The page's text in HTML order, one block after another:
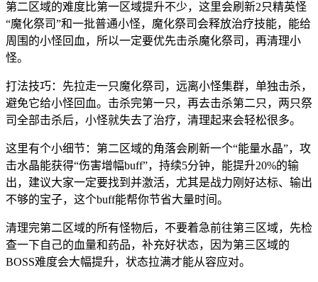
第二区域的难度比第一区域提升不少，这里会刷新2只精英怪
“魔化祭司”和一批普通小怪，魔化祭司会释放治疗技能，能给
周围的小怪回血，所以一定要优先击杀魔化祭司，再清理小
怪。
打法技巧：先拉走一只魔化祭司，远离小怪集群，单独击杀，
避免它给小怪回血。击杀完第一只，再去击杀第二只，两只祭
司全部击杀后，小怪就失去了治疗，清理起来会轻松很多。
这里有个小细节：第二区域的角落会刷新一个“能量水晶”，攻
击水晶能获得“伤害增幅buff”，持续5分钟，能提升20%的输
出，建议大家一定要找到并激活，尤其是战力刚好达标、输出
不够的宝子，这个buff能帮你节省大量时间。
清理完第二区域的所有怪物后，不要着急前往第三区域，先检
查一下自己的血量和药品，补充好状态，因为第三区域的
BOSS难度会大幅提升，状态拉满才能从容应对。